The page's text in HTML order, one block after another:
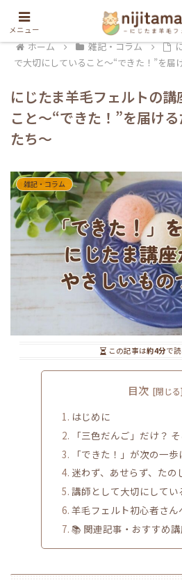
ホーム 雑記・コラム
で大切にしていること〜“できた！”を届
にじたま羊毛フェルトの
こと〜“できた！”を届け
たち〜
雑記・コラム
この記事は約4分で読
目次
はじめに
「三色だんご」だけ？
「できた！」が次の一歩
迷わず、あせらず、たの
講師として大切にしてい
羊毛フェルト初心者さん
📚 関連記事・おすすめ
メニュー